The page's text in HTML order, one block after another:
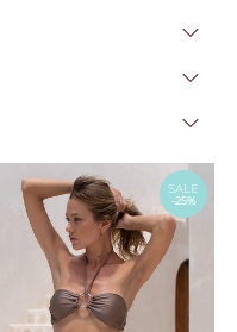
SALE
-25%